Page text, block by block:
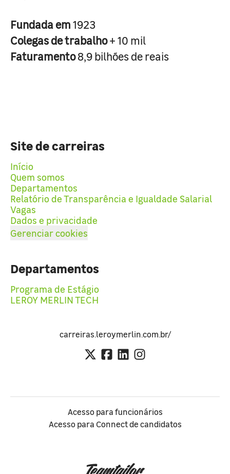
Fundada em1923
Colegas de trabalho+ 10 mil
Faturamento8,9 bilhões de reais
Site de carreiras
Início
Quem somos
Departamentos
Relatório de Transparência e Igualdade Salarial
Vagas
Dados e privacidade
Gerenciar cookies
Departamentos
Programa de Estágio
LEROY MERLIN TECH
carreiras.leroymerlin.com.br/
Acesso para funcionários
Acesso para Connect de candidatos